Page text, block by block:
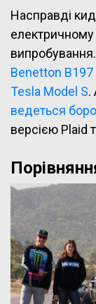
Насправді
Benetton B197
Tesla Model S.
ведеться
версією Plaid